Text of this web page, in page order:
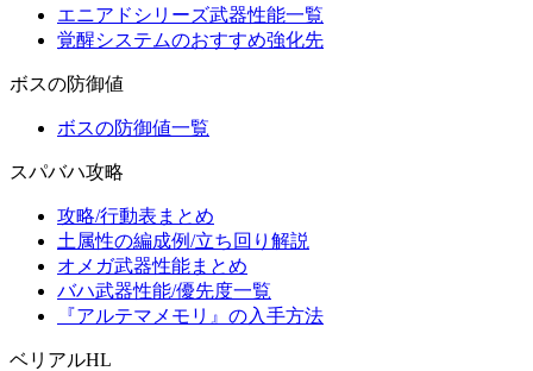
エニアドシリーズ武器性能一覧
覚醒システムのおすすめ強化先
ボスの防御値
ボスの防御値一覧
スパバハ攻略
攻略/行動表まとめ
土属性の編成例/立ち回り解説
オメガ武器性能まとめ
バハ武器性能/優先度一覧
『アルテマメモリ』の入手方法
ベリアルHL